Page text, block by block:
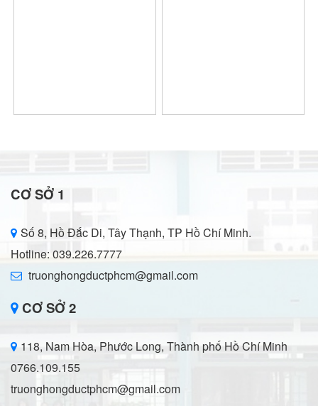
CƠ SỞ 1
Số 8, Hồ Đắc Di, Tây Thạnh, TP Hồ Chí Minh.
Hotline: 039.226.7777
truonghongductphcm@gmail.com
CƠ SỞ 2
118, Nam Hòa, Phước Long, Thành phố Hồ Chí Minh
0766.109.155
truonghongductphcm@gmail.com